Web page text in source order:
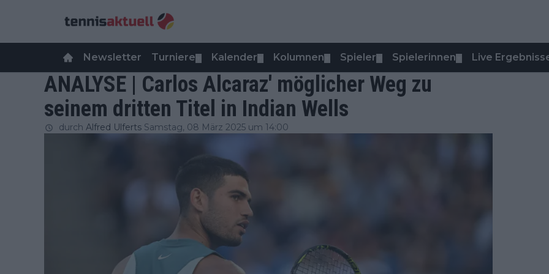
Newsletter Turniere Kalender Kolumnen Spieler Spielerinnen Live
ANALYSE | Carlos Alcaraz' möglicher Weg zu
seinem dritten Titel in Indian Wells
durch Alfred Ulferts Samstag, 08 März 2025 um 14:00